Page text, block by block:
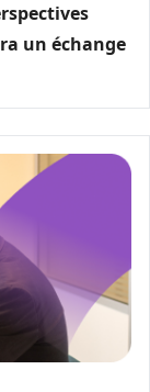
un échange